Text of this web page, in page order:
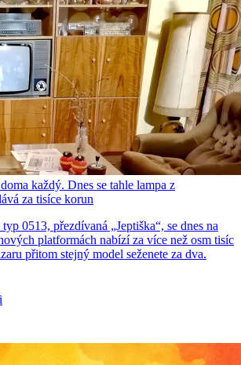
každý. Dnes se tahle lampa z
za tisíce korun
0513, přezdívaná „Jeptiška“, se dnes na
platformách nabízí za více než osm tisíc
přitom stejný model seženete za dva.